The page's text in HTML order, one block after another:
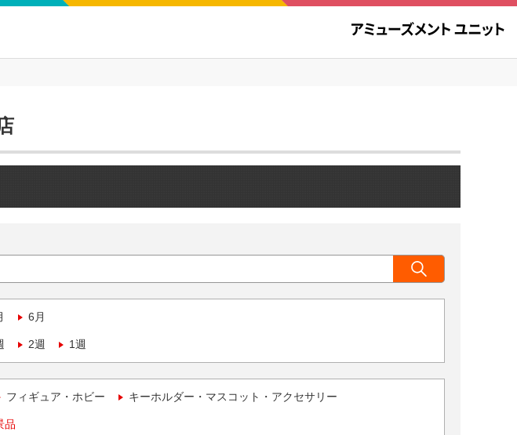
6月
2週 1週
フィギュア・ホビー キーホルダー・マスコット・アクセサリー
品